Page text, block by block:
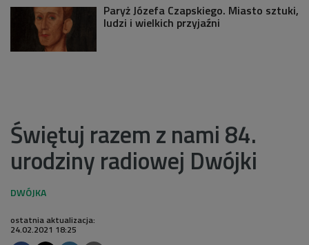
Paryż Józefa Czapskiego. Miasto sztuki,
ludzi i wielkich przyjaźni
Świętuj razem z nami 84.
urodziny radiowej Dwójki
ostatnia aktualizacja:
24.02.2021 18:25